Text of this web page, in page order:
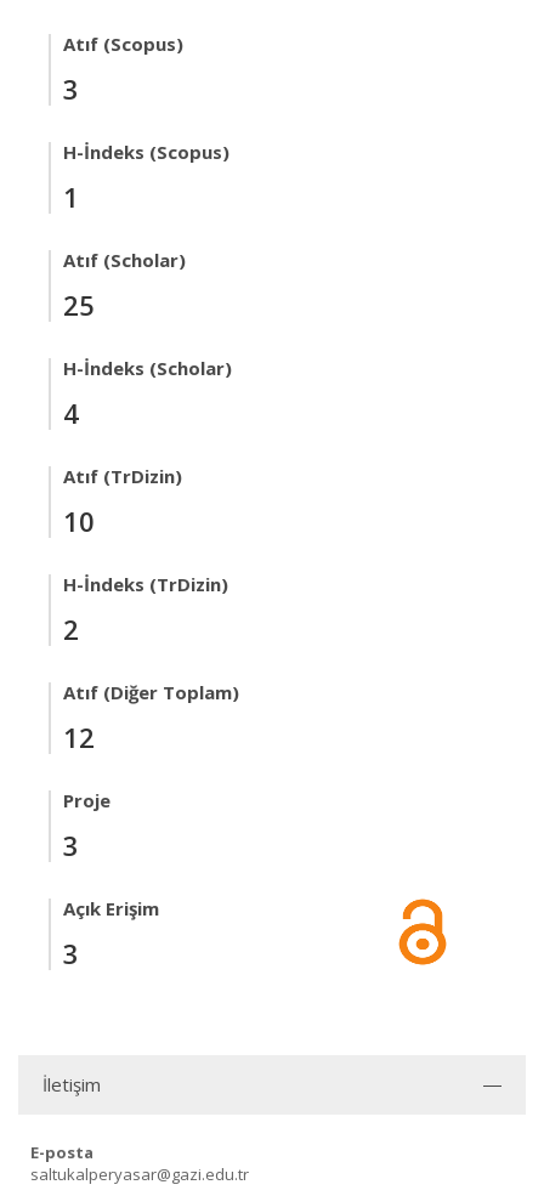
Atıf (Scopus)
3
H-İndeks (Scopus)
1
Atıf (Scholar)
25
H-İndeks (Scholar)
4
Atıf (TrDizin)
10
H-İndeks (TrDizin)
2
Atıf (Diğer Toplam)
12
Proje
3
Açık Erişim
3
İletişim
E-posta
saltukalperyasar@gazi.edu.tr